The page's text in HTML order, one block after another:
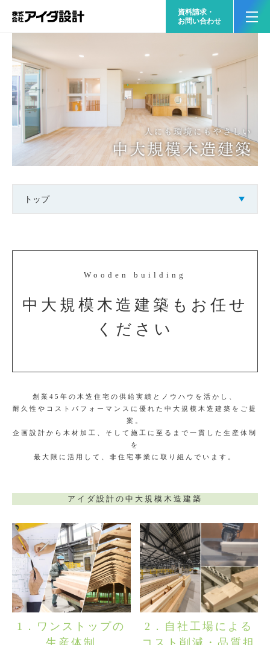
資料請求・
お問い合わせ
トップ
Wooden building
中大規模木造建築もお任せ
ください
創業45年の木造住宅の供給実績とノウハウを活かし、
耐久性やコストパフォーマンスに優れた中大規模木造建築をご提
案。
企画設計から木材加工、そして施工に至るまで一貫した生産体制
を
最大限に活用して、非住宅事業に取り組んでいます。
アイダ設計の中大規模木造建築
1．ワンストップの
生産体制
2．自社工場による
コスト削減・品質担